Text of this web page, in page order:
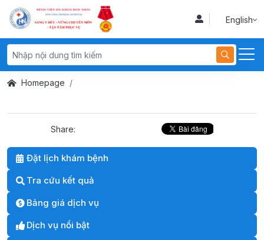
English
Homepage
Share:
Đặt lịch khám bệnh
Tra cứu kết quả
Bảng giá dịch vụ
Dịch vụ nổi bật